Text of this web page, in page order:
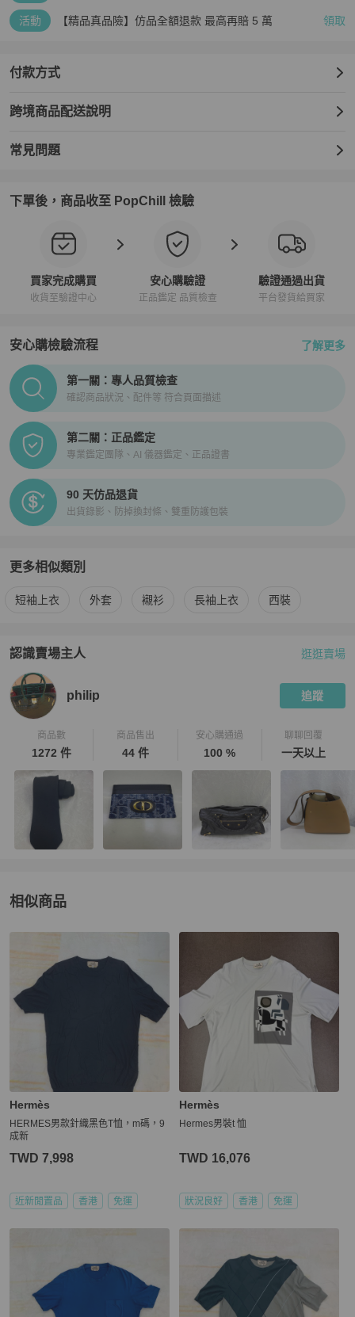
活動 【精品真品險】仿品全額退款 最高再賠 5 萬 領取
付款方式
跨境商品配送說明
常見問題
下單後，商品收至 PopChill 檢驗
買家完成購買
收貨至驗證中心
安心購驗證
正品鑑定 品質檢查
驗證通過出貨
平台發貨給買家
安心購檢驗流程 了解更多
PopChill拍拍圈正品驗證、安心購檢驗流程介紹
第一關：專人品質檢查
確認商品狀況、配件等 符合頁面描述
第二關：正品鑑定
專業鑑定團隊、AI 儀器鑑定、正品證書
90 天仿品退貨
出貨錄影、防掉換封條、雙重防護包裝
更多相似類別
更多Hermès 男裝相似商品推薦
短袖上衣 外套 襯衫 長袖上衣 西裝
認識賣場主人
PopChill 拍拍圈嚴選賣家
逛逛賣場
philip 追蹤
商品數
1272 件
商品售出
44 件
安心購通過
100 %
聊聊回覆
一天以上
相似商品
更多相似Hermès 推薦精品
Hermès
HERMES男款針織黑色T恤，m碼，9
成新
TWD 7,998
近新閒置品 香港 免運
Hermès
Hermes男裝t 恤
TWD 16,076
狀況良好 香港 免運